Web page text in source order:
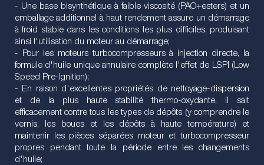
- Une base bisynthétique à faible viscosité (PAO+esters) et un
emballage additionnel à haut rendement assure un démarrage
à froid stable dans les conditions les plus difficiles, produisant
ainsi l'utilisation du moteur au démarrage;
- Pour les moteurs turbocompresseurs à injection directe, la
formule d'huile unique annulaire complète l'effet de LSPI (Low
Speed Pre-Ignition);
- En raison d'excellentes propriétés de nettoyage-dispersion
et de la plus haute stabilité thermo-oxydante, il sait
efficacement contre tous les types de dépôts (y comprendre le
vernis, les boues et les dépôts à haute température) et
maintenir les pièces séparées moteur et turbocompresseur
propres pendant toute la période entre les changements
d'huile;